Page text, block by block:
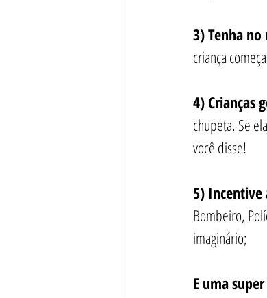
3) Tenha
criança
4) Crianças
chupeta. Se
você disse!
5) Incentive
Bombeiro,
imaginário;
E uma